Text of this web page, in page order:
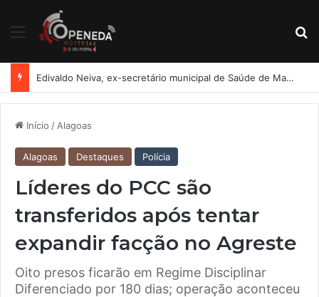
Menu
Edivaldo Neiva, ex-secretário municipal de Saúde de Maceió, está com Guilherme Lopes
Início / Alagoas
Alagoas Destaques Polícia
Líderes do PCC são
transferidos após tentar
expandir facção no Agreste
Oito presos ficarão em Regime Disciplinar
Diferenciado por 180 dias; operação aconteceu